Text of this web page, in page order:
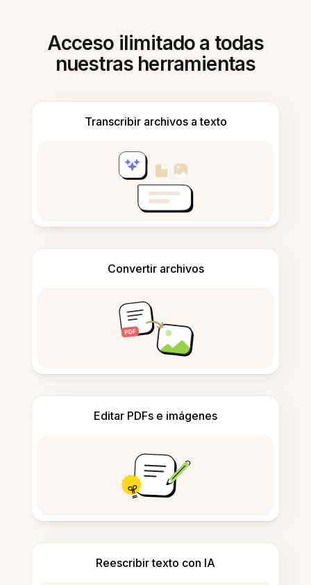
Acceso ilimitado a todas
nuestras herramientas
Transcribir archivos a texto
Convertir archivos
Editar PDFs e imágenes
Reescribir texto con IA